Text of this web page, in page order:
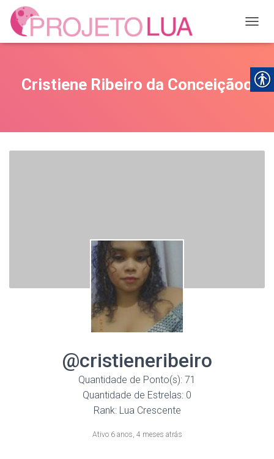
Cristiene Ribeiro da Conceiçãoo
@cristieneribeiro
Quantidade de Ponto(s): 71
Quantidade de Estrelas: 0
Rank: Lua Crescente
Ativo 6 anos, 4 meses atrás